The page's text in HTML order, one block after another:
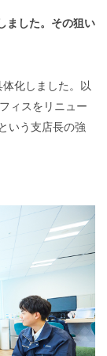
ました。その狙い
化しました。以
ィスをリニュー
いう支店長の強